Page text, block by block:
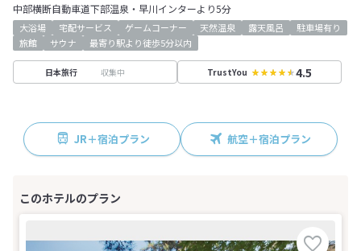
中部横断自動車道下部温泉・早川インターより5分
大浴場 宅配サービス ゲームコーナー 天然温泉 露天風呂
駐車場有り
旅館
サウナ 最寄り駅より徒歩5分以内
日本旅行 収集中 TrustYou 4.5
JR＋宿泊プラン 航空＋宿泊プラン